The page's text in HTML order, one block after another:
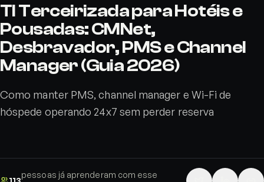
TI Terceirizada para Hotéis e
Pousadas: CMNet,
Desbravador, PMS e Channel
Manager (Guia 2026)
Como manter PMS, channel manager e Wi-Fi de
hóspede operando 24x7 sem perder reserva
pessoas já aprenderam com esse